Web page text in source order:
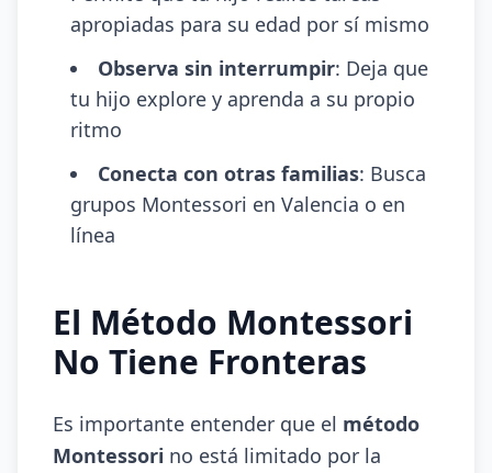
apropiadas para su edad por sí mismo
Observa sin interrumpir: Deja que
tu hijo explore y aprenda a su propio
ritmo
Conecta con otras familias: Busca
grupos Montessori en Valencia o en
línea
El Método Montessori
No Tiene Fronteras
Es importante entender que el método
Montessori no está limitado por la